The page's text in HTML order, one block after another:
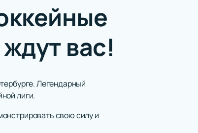
вас!
Легендарный
лиги.
свою силу и